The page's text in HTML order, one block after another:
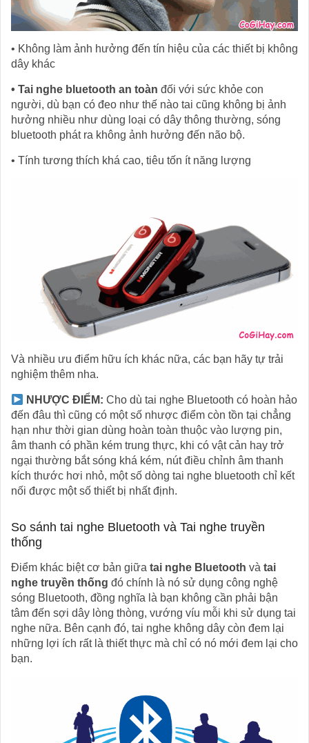
• Không làm ảnh hưởng đến tín hiệu của các thiết bị không
dây khác
• Tai nghe bluetooth an toàn đối với sức khỏe con
người, dù bạn có đeo như thế nào tai cũng không bị ảnh
hưởng nhiều như dùng loại có dây thông thường, sóng
bluetooth phát ra không ảnh hưởng đến não bộ.
• Tính tương thích khá cao, tiêu tốn ít năng lượng
Và nhiều ưu điểm hữu ích khác nữa, các bạn hãy tự trải
nghiệm thêm nha.
NHƯỢC ĐIỂM: Cho dù tai nghe Bluetooth có hoàn hảo
đến đâu thì cũng có một số nhược điểm còn tồn tại chẳng
hạn như thời gian dùng hoàn toàn thuộc vào lượng pin,
âm thanh có phần kém trung thực, khi có vật cản hay trở
ngại thường bắt sóng khá kém, nút điều chỉnh âm thanh
kích thước hơi nhỏ, một số dòng tai nghe bluetooth chỉ kết
nối được một số thiết bị nhất định.
So sánh tai nghe Bluetooth và Tai nghe truyền
thống
Điểm khác biệt cơ bản giữa tai nghe Bluetooth và tai
nghe truyền thống đó chính là nó sử dụng công nghệ
sóng Bluetooth, đồng nghĩa là bạn không cần phải bận
tâm đến sợi dây lòng thòng, vướng víu mỗi khi sử dụng tai
nghe nữa. Bên cạnh đó, tai nghe không dây còn đem lại
những lợi ích rất là thiết thực mà chỉ có nó mới đem lại cho
bạn.